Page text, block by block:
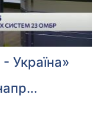
Україна»